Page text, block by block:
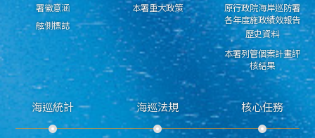
署徽意涵
舷側標誌
本署重大政策
原行政院海岸巡防署
各年度施政績效報告
歷史資料
本署列管個案計畫評
核結果
海巡統計 海巡法規 核心任務